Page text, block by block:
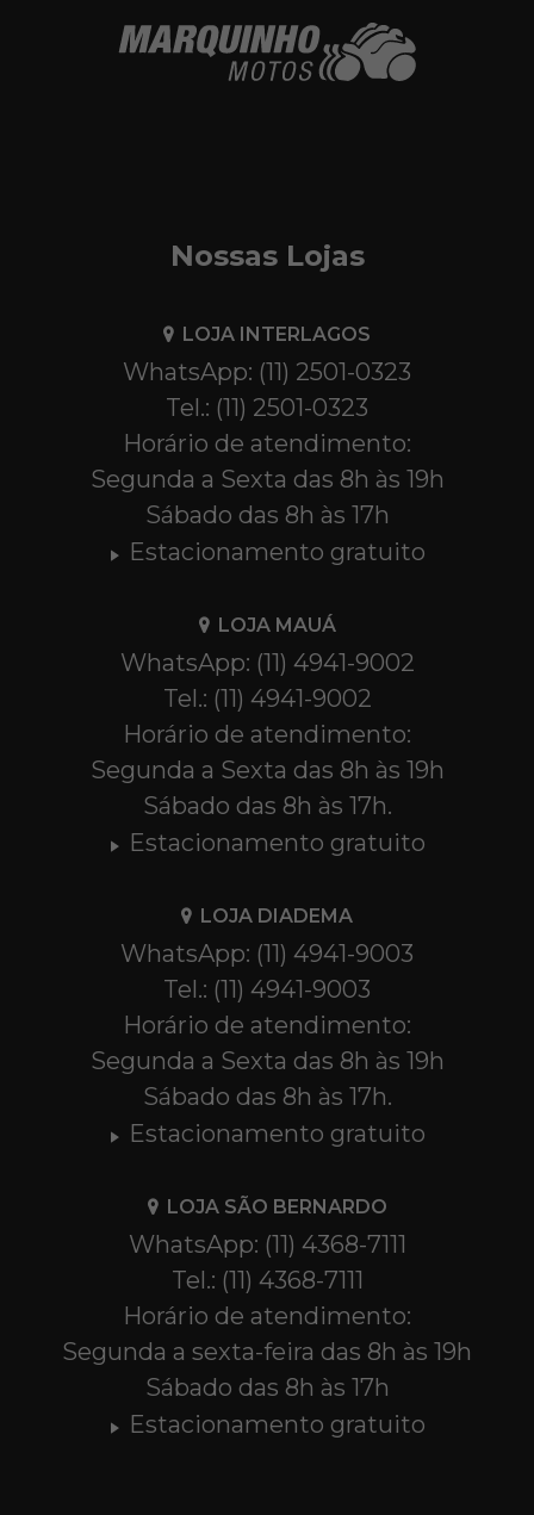
Nossas Lojas
LOJA INTERLAGOS
WhatsApp: (11) 2501-0323
Tel.: (11) 2501-0323
Horário de atendimento:
Segunda a Sexta das 8h às 19h
Sábado das 8h às 17h
Estacionamento gratuito
LOJA MAUÁ
WhatsApp: (11) 4941-9002
Tel.: (11) 4941-9002
Horário de atendimento:
Segunda a Sexta das 8h às 19h
Sábado das 8h às 17h.
Estacionamento gratuito
LOJA DIADEMA
WhatsApp: (11) 4941-9003
Tel.: (11) 4941-9003
Horário de atendimento:
Segunda a Sexta das 8h às 19h
Sábado das 8h às 17h.
Estacionamento gratuito
LOJA SÃO BERNARDO
WhatsApp: (11) 4368-7111
Tel.: (11) 4368-7111
Horário de atendimento:
Segunda a sexta-feira das 8h às 19h
Sábado das 8h às 17h
Estacionamento gratuito